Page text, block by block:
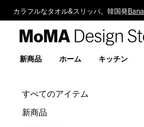
カラフルなタオル&スリッパ。韓国発
新商品 ホーム キッチン
すべてのアイテム
新商品